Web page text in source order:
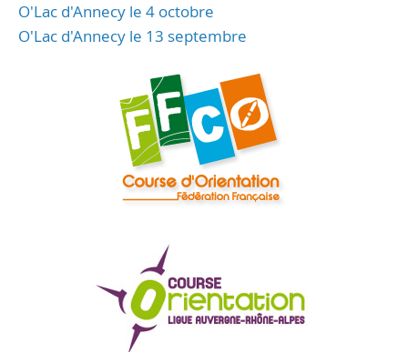
O'Lac d'Annecy le 4 octobre
O'Lac d'Annecy le 13 septembre